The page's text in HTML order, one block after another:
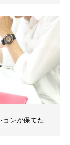
ョンが保てた